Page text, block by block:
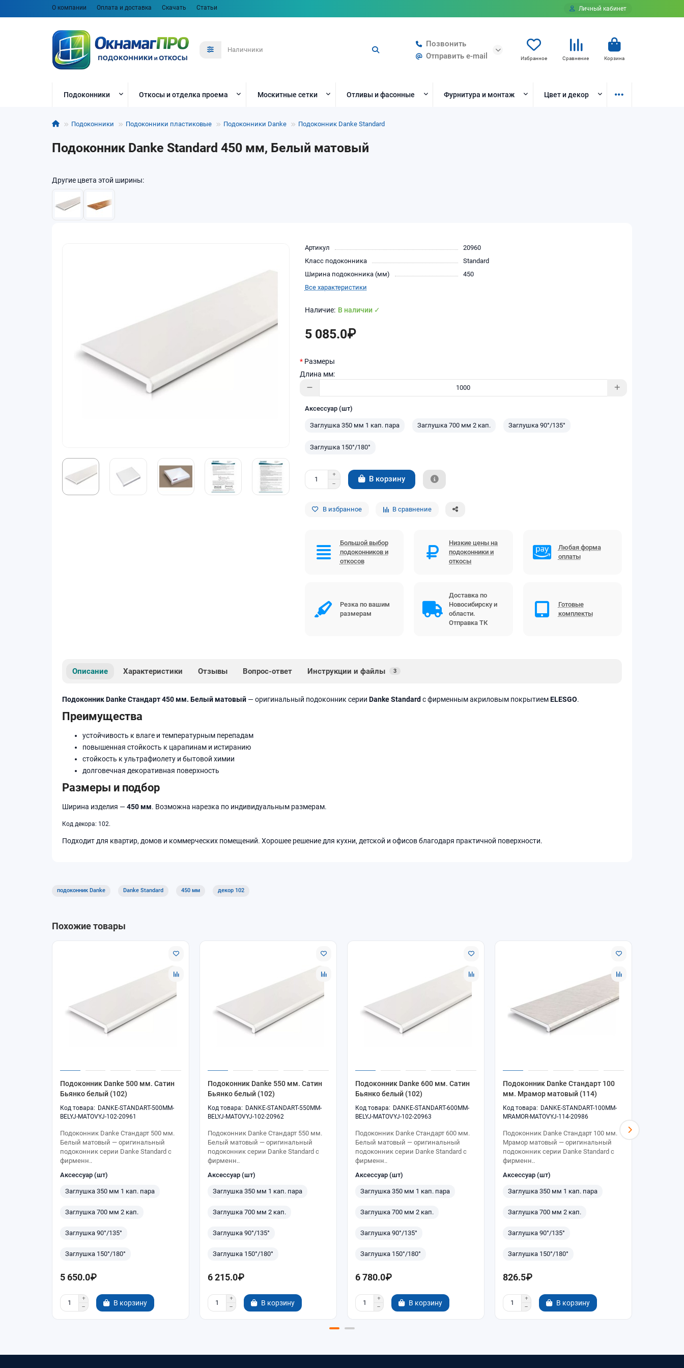
О компании Оплата и доставка Скачать Статьи Личный кабинет
Позвонить
Отправить e-mail
Избранное Сравнение Корзина
Подоконники Откосы и отделка проема Москитные сетки Отливы и фасонные Фурнитура и монтаж Цвет и декор
Подоконники Подоконники пластиковые Подоконники Danke Подоконник Danke Standard
Подоконник Danke Standard 450 мм, Белый матовый
Другие цвета этой ширины:
Артикул
20960
Класс подоконника
Standard
Ширина подоконника (мм)
450
Все характеристики
В наличии ✓
5 085.0₽
Размеры
Длина мм:
Аксессуар (шт)
Заглушка 350 мм 1 кап. пара Заглушка 700 мм 2 кап. Заглушка 90°/135°
Заглушка 150°/180°
В корзину
В избранное В сравнение
Большой выбор
подоконников и
откосов
Низкие цены на
подоконники и
откосы
Любая форма
оплаты
Резка по вашим
размерам
Доставка по
Новосибирску и
области.
Отправка ТК
Готовые
комплекты
Описание Характеристики Отзывы Вопрос-ответ Инструкции и файлы 3
Подоконник Danke Стандарт 450 мм. Белый матовый — оригинальный подоконник серии Danke Standardс фирменным акриловым покрытиемELESGO.
Преимущества
устойчивость к влаге и температурным перепадам
повышенная стойкость к царапинам и истиранию
стойкость к ультрафиолету и бытовой химии
долговечная декоративная поверхность
Размеры и подбор
Ширина изделия —450 мм. Возможна нарезка по индивидуальным размерам.
Код декора: 102.
Подходит для квартир, домов и коммерческих помещений. Хорошее решение для кухни, детской и офисов благодаря практичной поверхности.
подоконник Danke Danke Standard 450 мм декор 102
Похожие товары
Подоконник Danke 500 мм. Сатин
Бьянко белый (102)
DANKE-STANDART-500MM-
BELYJ-MATOVYJ-102-20961
Подоконник Danke Стандарт 500 мм.
Белый матовый — оригинальный
подоконник серии Danke Standard с
фирменн..
Аксессуар (шт)
Заглушка 350 мм 1 кап. пара
Заглушка 700 мм 2 кап.
Заглушка 90°/135°
Заглушка 150°/180°
5 650.0₽
В корзину
Подоконник Danke 550 мм. Сатин
Бьянко белый (102)
DANKE-STANDART-550MM-
BELYJ-MATOVYJ-102-20962
Подоконник Danke Стандарт 550 мм.
Белый матовый — оригинальный
подоконник серии Danke Standard с
фирменн..
Аксессуар (шт)
Заглушка 350 мм 1 кап. пара
Заглушка 700 мм 2 кап.
Заглушка 90°/135°
Заглушка 150°/180°
6 215.0₽
В корзину
Подоконник Danke 600 мм. Сатин
Бьянко белый (102)
DANKE-STANDART-600MM-
BELYJ-MATOVYJ-102-20963
Подоконник Danke Стандарт 600 мм.
Белый матовый — оригинальный
подоконник серии Danke Standard с
фирменн..
Аксессуар (шт)
Заглушка 350 мм 1 кап. пара
Заглушка 700 мм 2 кап.
Заглушка 90°/135°
Заглушка 150°/180°
6 780.0₽
В корзину
Подоконник Danke Стандарт 100
мм. Мрамор матовый (114)
DANKE-STANDART-100MM-
MRAMOR-MATOVYJ-114-20986
Подоконник Danke Стандарт 100 мм.
Мрамор матовый — оригинальный
подоконник серии Danke Standard с
фирменн..
Аксессуар (шт)
Заглушка 350 мм 1 кап. пара
Заглушка 700 мм 2 кап.
Заглушка 90°/135°
Заглушка 150°/180°
826.5₽
В корзину